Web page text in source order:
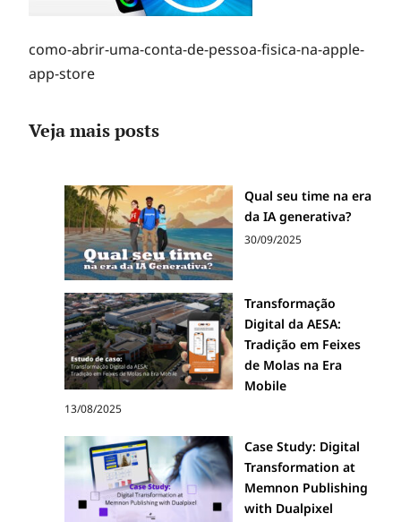
como-abrir-uma-conta-de-pessoa-fisica-na-apple-
app-store
Veja mais posts
Qual seu time na era
da IA generativa?
30/09/2025
Transformação
Digital da AESA:
Tradição em Feixes
de Molas na Era
Mobile
13/08/2025
Case Study: Digital
Transformation at
Memnon Publishing
with Dualpixel